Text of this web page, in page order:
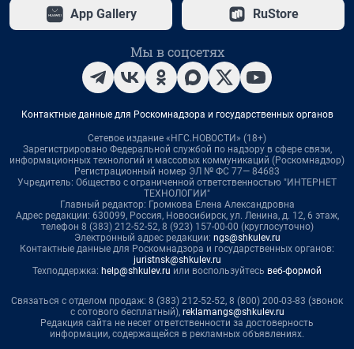
App Gallery RuStore
Мы в соцсетях
Контактные данные для Роскомнадзора и государственных органов
Сетевое издание «НГС.НОВОСТИ» (18+)
Зарегистрировано Федеральной службой по надзору в сфере связи,
информационных технологий и массовых коммуникаций (Роскомнадзор)
Регистрационный номер ЭЛ № ФС 77— 84683
Учредитель: Общество с ограниченной ответственностью "ИНТЕРНЕТ
ТЕХНОЛОГИИ"
Главный редактор: Громкова Елена Александровна
Адрес редакции: 630099, Россия, Новосибирск, ул. Ленина, д. 12, 6 этаж,
телефон 8 (383) 212-52-52, 8 (923) 157-00-00 (круглосуточно)
Электронный адрес редакции: ngs@shkulev.ru
Контактные данные для Роскомнадзора и государственных органов:
juristnsk@shkulev.ru
Техподдержка: help@shkulev.ru или воспользуйтесь веб-формой
Связаться с отделом продаж: 8 (383) 212-52-52, 8 (800) 200-03-83 (звонок
с сотового бесплатный), reklamangs@shkulev.ru
Редакция сайта не несет ответственности за достоверность
информации, содержащейся в рекламных объявлениях.